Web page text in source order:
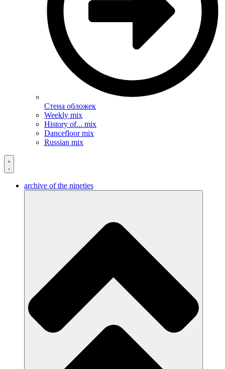
Стена обложек
Weekly mix
History of... mix
Dancefloor mix
Russian mix
archive of the nineties